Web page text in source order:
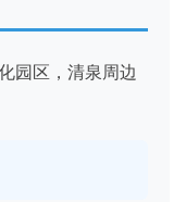
园区，清泉周边